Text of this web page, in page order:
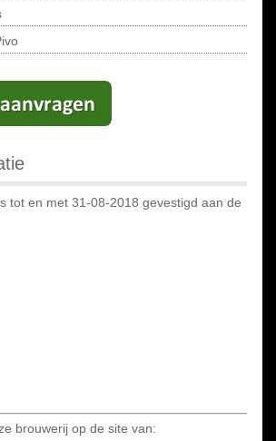
tot en met 31-08-2018 gevestigd aan de
brouwerij op de site van: